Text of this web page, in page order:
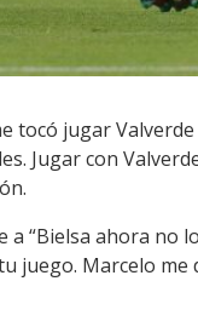
tocó jugar
Jugar con
“Bielsa ahora no
juego. Marcelo